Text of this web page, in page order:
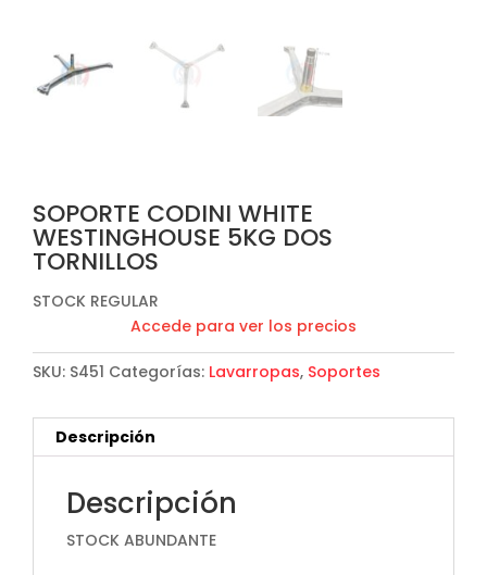
SOPORTE CODINI WHITE
WESTINGHOUSE 5KG DOS
TORNILLOS
STOCK REGULAR
Accede para ver los precios
SKU: S451 Categorías: Lavarropas, Soportes
Descripción
Descripción
STOCK ABUNDANTE